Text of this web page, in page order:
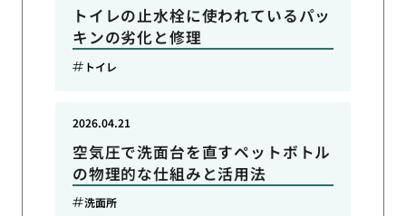
トイレの止水栓に使われているパッ
キンの劣化と修理
トイレ
空気圧で洗面台を直すペットボトル
の物理的な仕組みと活用法
2026.04.21
洗面所